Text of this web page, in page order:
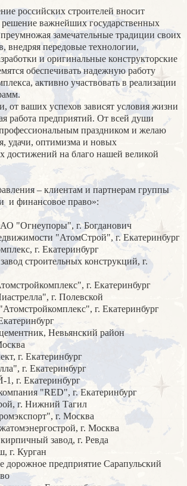
российских строителей вносит
важнейших государственных
замечательные традиции своих
внедряя передовые технологии,
и оригинальные конструкторские
обеспечивать надежную работу
активно участвовать в реализации
от ваших успехов зависят условия жизни
работа предприятий. От всей души
праздником и желаю
удачи, оптимизма и новых
достижений на благо нашей великой
– клиентам и партнерам группы
и финансовое право»:
"Огнеупоры", г. Богданович
"АтомСтрой", г. Екатеринбург
г. Екатеринбург
строительных конструкций, г.
г. Екатеринбург
г. Полевской
г. Екатеринбург
Невьянский район
г. Екатеринбург
г. Екатеринбург
г. Екатеринбург
"RED", г. Екатеринбург
г. Нижний Тагил
г. Москва
г. Москва
завод, г. Ревда
г. Курган
дорожное предприятие Сарапульский